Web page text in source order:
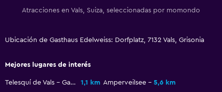
Accesibilidad y adecuación
Para no fumadores
Atracciones en Vals, Suiza, seleccionadas por momondo
Ubicación de Gasthaus Edelweiss: Dorfplatz, 7132 Vals, Grisonia
Mejores lugares de interés
Telesquí de Vals - Gadenstatt 1,1 km Amperveilsee
5,6 km